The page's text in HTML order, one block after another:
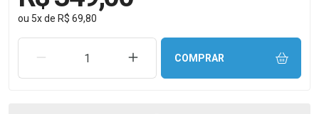
ou 5xde R$ 69,80
REMOVER UMA UNIDADEAUMENTAR UMA UNIDADE
COMPRAR